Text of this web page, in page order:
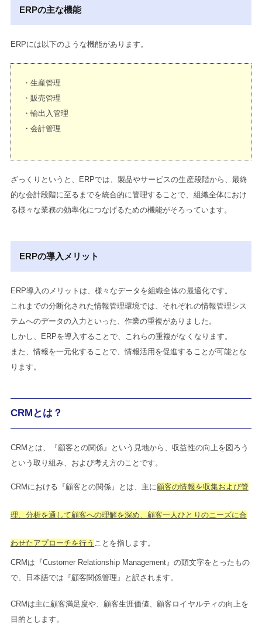
ERPの主な機能
ERPには以下のような機能があります。
・生産管理
・販売管理
・輸出入管理
・会計管理
ざっくりというと、ERPでは、製品やサービスの生産段階から、最終
的な会計段階に至るまでを統合的に管理することで、組織全体におけ
る様々な業務の効率化につなげるための機能がそろっています。
ERPの導入メリット
ERP導入のメリットは、様々なデータを組織全体の最適化です。
これまでの分断化された情報管理環境では、それぞれの情報管理シス
テムへのデータの入力といった、作業の重複がありました。
しかし、ERPを導入することで、これらの重複がなくなります。
また、情報を一元化することで、情報活用を促進することが可能とな
ります。
CRMとは？
CRMとは、『顧客との関係』という見地から、収益性の向上を図ろう
という取り組み、および考え方のことです。
CRMにおける『顧客との関係』とは、主に 顧客の情報を収集および管
理、分析を通して顧客への理解を深め、顧客一人ひとりのニーズに合
わせたアプローチを行う ことを指します。
CRMは『Customer Relationship Management』の頭文字をとったもの
で、日本語では『顧客関係管理』と訳されます。
CRMは主に顧客満足度や、顧客生涯価値、顧客ロイヤルティの向上を
目的とします。